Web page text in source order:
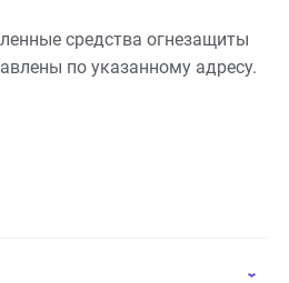
средства огнезащиты
по указанному адресу.